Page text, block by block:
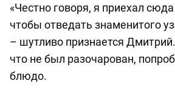
«Честно говоря, я приехал
чтобы отведать знаменитого
– шутливо признается
что не был разочарован,
блюдо.